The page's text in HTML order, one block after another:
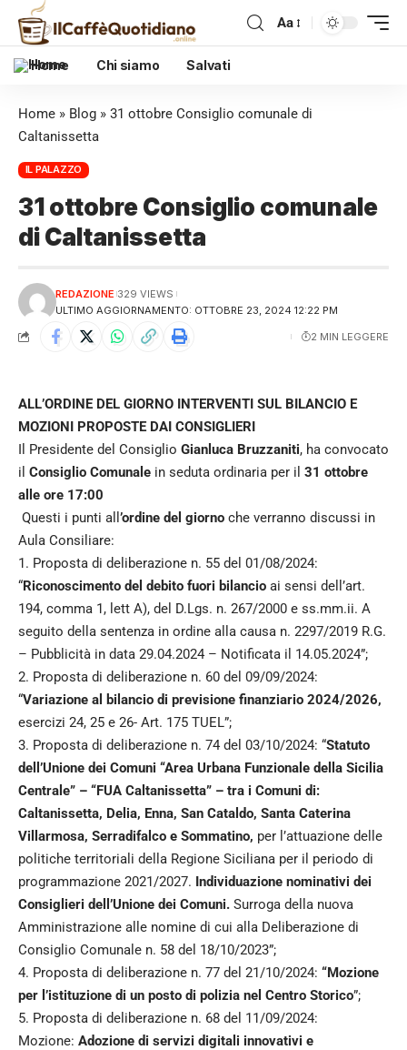
Aa
Home Chi siamo Salvati
Home » Blog » 31 ottobre Consiglio comunale di
Caltanissetta
IL PALAZZO
31 ottobre Consiglio comunale
di Caltanissetta
ULTIMO AGGIORNAMENTO: OTTOBRE 23, 2024 12:22 PM
REDAZIONE 329 VIEWS
2 MIN LEGGERE
ALL’ORDINE DEL GIORNO INTERVENTI SUL BILANCIO E
MOZIONI PROPOSTE DAI CONSIGLIERI
Il Presidente del Consiglio Gianluca Bruzzaniti, ha convocato
il Consiglio Comunale in seduta ordinaria per il 31 ottobre
alle ore 17:00
Questi i punti all ’ordine del giorno che verranno discussi in
Aula Consiliare:
1. Proposta di deliberazione n. 55 del 01/08/2024:
“Riconoscimento del debito fuori bilancio ai sensi dell’art.
194, comma 1, lett A), del D.Lgs. n. 267/2000 e ss.mm.ii. A
seguito della sentenza in ordine alla causa n. 2297/2019 R.G.
– Pubblicità in data 29.04.2024 – Notificata il 14.05.2024”;
2. Proposta di deliberazione n. 60 del 09/09/2024:
“Variazione al bilancio di previsione finanziario 2024/2026,
esercizi 24, 25 e 26- Art. 175 TUEL”;
3. Proposta di deliberazione n. 74 del 03/10/2024: “Statuto
dell’Unione dei Comuni “Area Urbana Funzionale della Sicilia
Centrale” – “FUA Caltanissetta” – tra i Comuni di:
Caltanissetta, Delia, Enna, San Cataldo, Santa Caterina
Villarmosa, Serradifalco e Sommatino, per l’attuazione delle
politiche territoriali della Regione Siciliana per il periodo di
programmazione 2021/2027. Individuazione nominativi dei
Consiglieri dell’Unione dei Comuni. Surroga della nuova
Amministrazione alle nomine di cui alla Deliberazione di
Consiglio Comunale n. 58 del 18/10/2023”;
4. Proposta di deliberazione n. 77 del 21/10/2024: “Mozione
per l’istituzione di un posto di polizia nel Centro Storico”;
5. Proposta di deliberazione n. 68 del 11/09/2024:
Mozione: Adozione di servizi digitali innovativi e